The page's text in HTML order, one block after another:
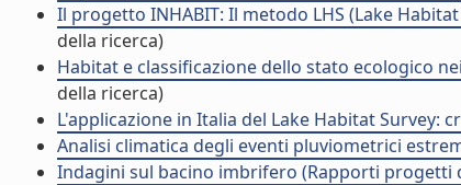
Il progetto INHABIT: Il metodo LHS (Lake
della ricerca)
Habitat e classificazione dello stato ecologico
della ricerca)
L'applicazione in Italia del Lake Habitat Survey:
Analisi climatica degli eventi pluviometrici
Indagini sul bacino imbrifero (Rapporti progetti